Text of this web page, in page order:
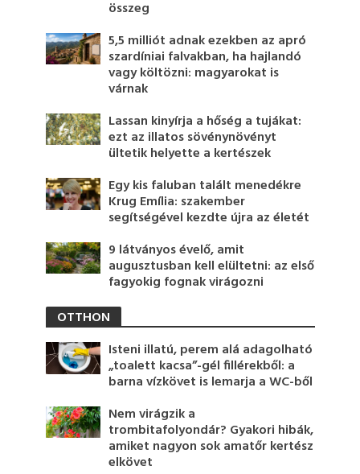
összeg
5,5 milliót adnak ezekben az apró
szardíniai falvakban, ha hajlandó
vagy költözni: magyarokat is
várnak
Lassan kinyírja a hőség a tujákat:
ezt az illatos sövénynövényt
ültetik helyette a kertészek
Egy kis faluban talált menedékre
Krug Emília: szakember
segítségével kezdte újra az életét
9 látványos évelő, amit
augusztusban kell elültetni: az első
fagyokig fognak virágozni
OTTHON
Isteni illatú, perem alá adagolható
„toalett kacsa”-gél fillérekből: a
barna vízkövet is lemarja a WC-ből
Nem virágzik a
trombitafolyondár? Gyakori hibák,
amiket nagyon sok amatőr kertész
elkövet